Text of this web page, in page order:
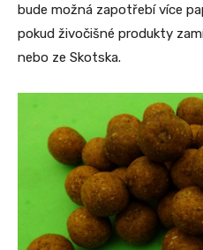
bude možná zapotřebí více
pokud živočišné produkty
nebo ze Skotska.